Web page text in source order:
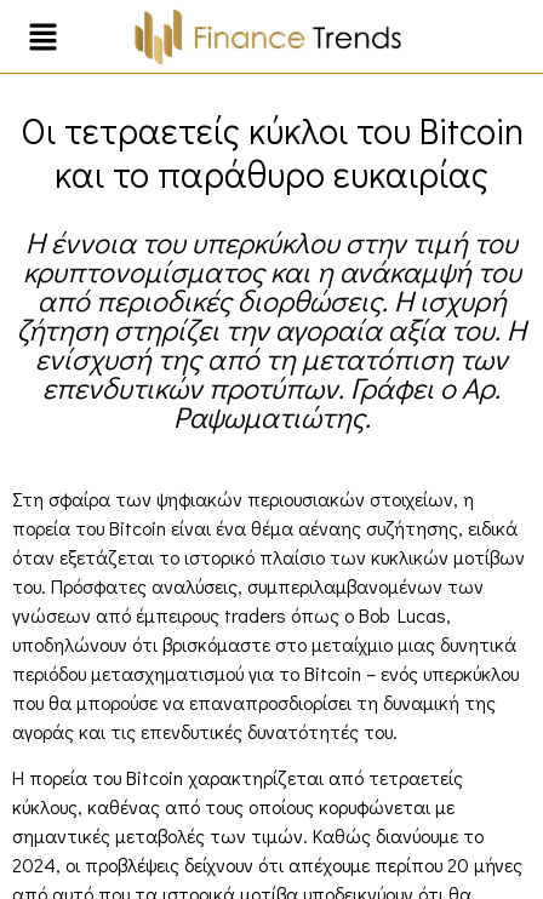
Οι τετραετείς κύκλοι του Bitcoin
και το παράθυρο ευκαιρίας
Η έννοια του υπερκύκλου στην τιμή του
κρυπτονομίσματος και η ανάκαμψή του
από περιοδικές διορθώσεις. Η ισχυρή
ζήτηση στηρίζει την αγοραία αξία του. Η
ενίσχυσή της από τη μετατόπιση των
επενδυτικών προτύπων. Γράφει ο Αρ.
Ραψωματιώτης.
Στη σφαίρα των ψηφιακών περιουσιακών στοιχείων, η
πορεία του Bitcoin είναι ένα θέμα αέναης συζήτησης, ειδικά
όταν εξετάζεται το ιστορικό πλαίσιο των κυκλικών μοτίβων
του. Πρόσφατες αναλύσεις, συμπεριλαμβανομένων των
γνώσεων από έμπειρους traders όπως ο Bob Lucas,
υποδηλώνουν ότι βρισκόμαστε στο μεταίχμιο μιας δυνητικά
περιόδου μετασχηματισμού για το Bitcoin – ενός υπερκύκλου
που θα μπορούσε να επαναπροσδιορίσει τη δυναμική της
αγοράς και τις επενδυτικές δυνατότητές του.
Η πορεία του Bitcoin χαρακτηρίζεται από τετραετείς
κύκλους, καθένας από τους οποίους κορυφώνεται με
σημαντικές μεταβολές των τιμών. Καθώς διανύουμε το
2024, οι προβλέψεις δείχνουν ότι απέχουμε περίπου 20 μήνες